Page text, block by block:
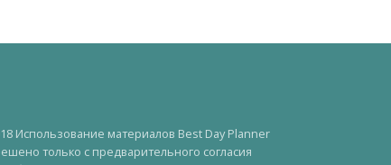
Использование материалов Best Day Planner
только с предварительного согласия